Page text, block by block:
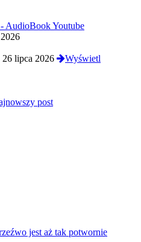
AudioBook Youtube
26 lipca 2026
Wyświetl
post
jest aż tak potwornie